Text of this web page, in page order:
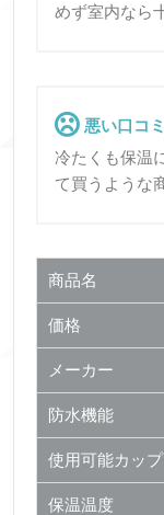
めず室内なら
悪い口コミ
冷たくも保温
て買うような
商品名
価格
メーカー
防水機能
使用可能カップ
保温温度